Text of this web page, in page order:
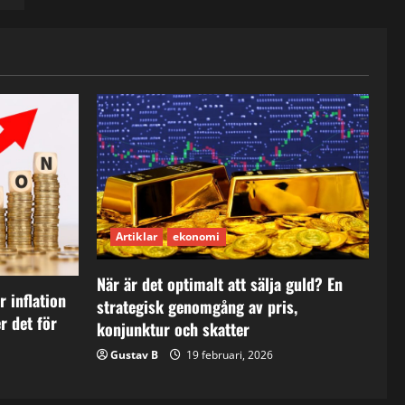
inflation
det för
Artiklar ekonomi
När är det optimalt att sälja guld? En
strategisk genomgång av pris,
konjunktur och skatter
Gustav B 19 februari, 2026